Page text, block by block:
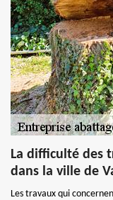
La difficulté des
dans la ville de
Les travaux qui